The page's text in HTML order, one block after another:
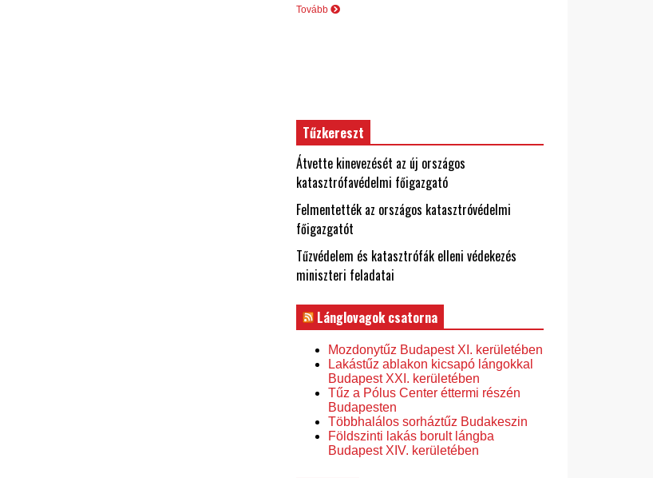
Tovább
Tűzkereszt
Átvette kinevezését az új országos
katasztrófavédelmi főigazgató
Felmentették az országos katasztróvédelmi
főigazgatót
Tűzvédelem és katasztrófák elleni védekezés
miniszteri feladatai
Lánglovagok csatorna
Mozdonytűz Budapest XI. kerületében
Lakástűz ablakon kicsapó lángokkal
Budapest XXI. kerületében
Tűz a Pólus Center éttermi részén
Budapesten
Többhalálos sorháztűz Budakeszin
Földszinti lakás borult lángba
Budapest XIV. kerületében